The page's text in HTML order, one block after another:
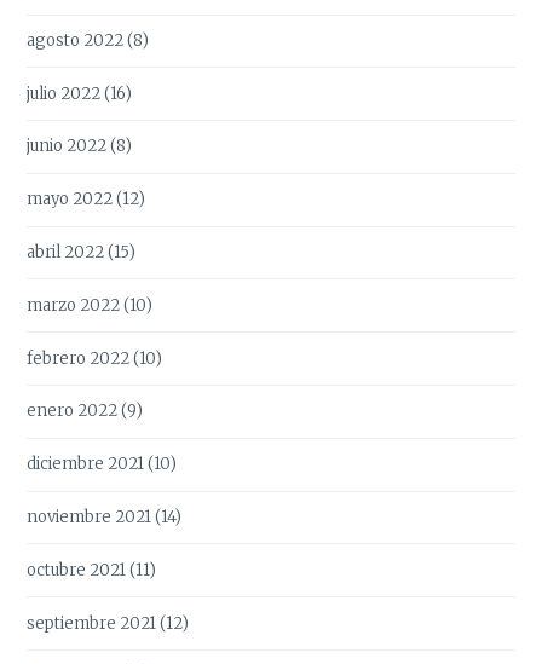
agosto 2022(8)
julio 2022(16)
junio 2022(8)
mayo 2022(12)
abril 2022(15)
marzo 2022(10)
febrero 2022(10)
enero 2022(9)
diciembre 2021(10)
noviembre 2021(14)
octubre 2021(11)
septiembre 2021(12)